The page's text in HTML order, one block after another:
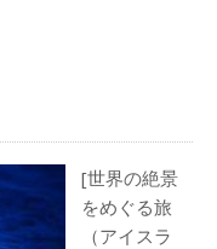
[世界の絶景
をめぐる旅
（アイスラ